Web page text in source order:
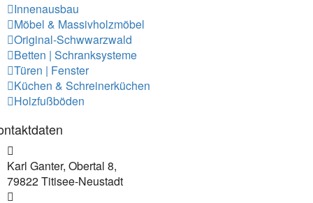
Innenausbau
Möbel & Massivholzmöbel
Original-Schwwarzwald
Betten | Schranksysteme
Türen | Fenster
Küchen & Schreinerküchen
Holzfußböden
Karl Ganter, Obertal 8,
79822 Titisee-Neustadt